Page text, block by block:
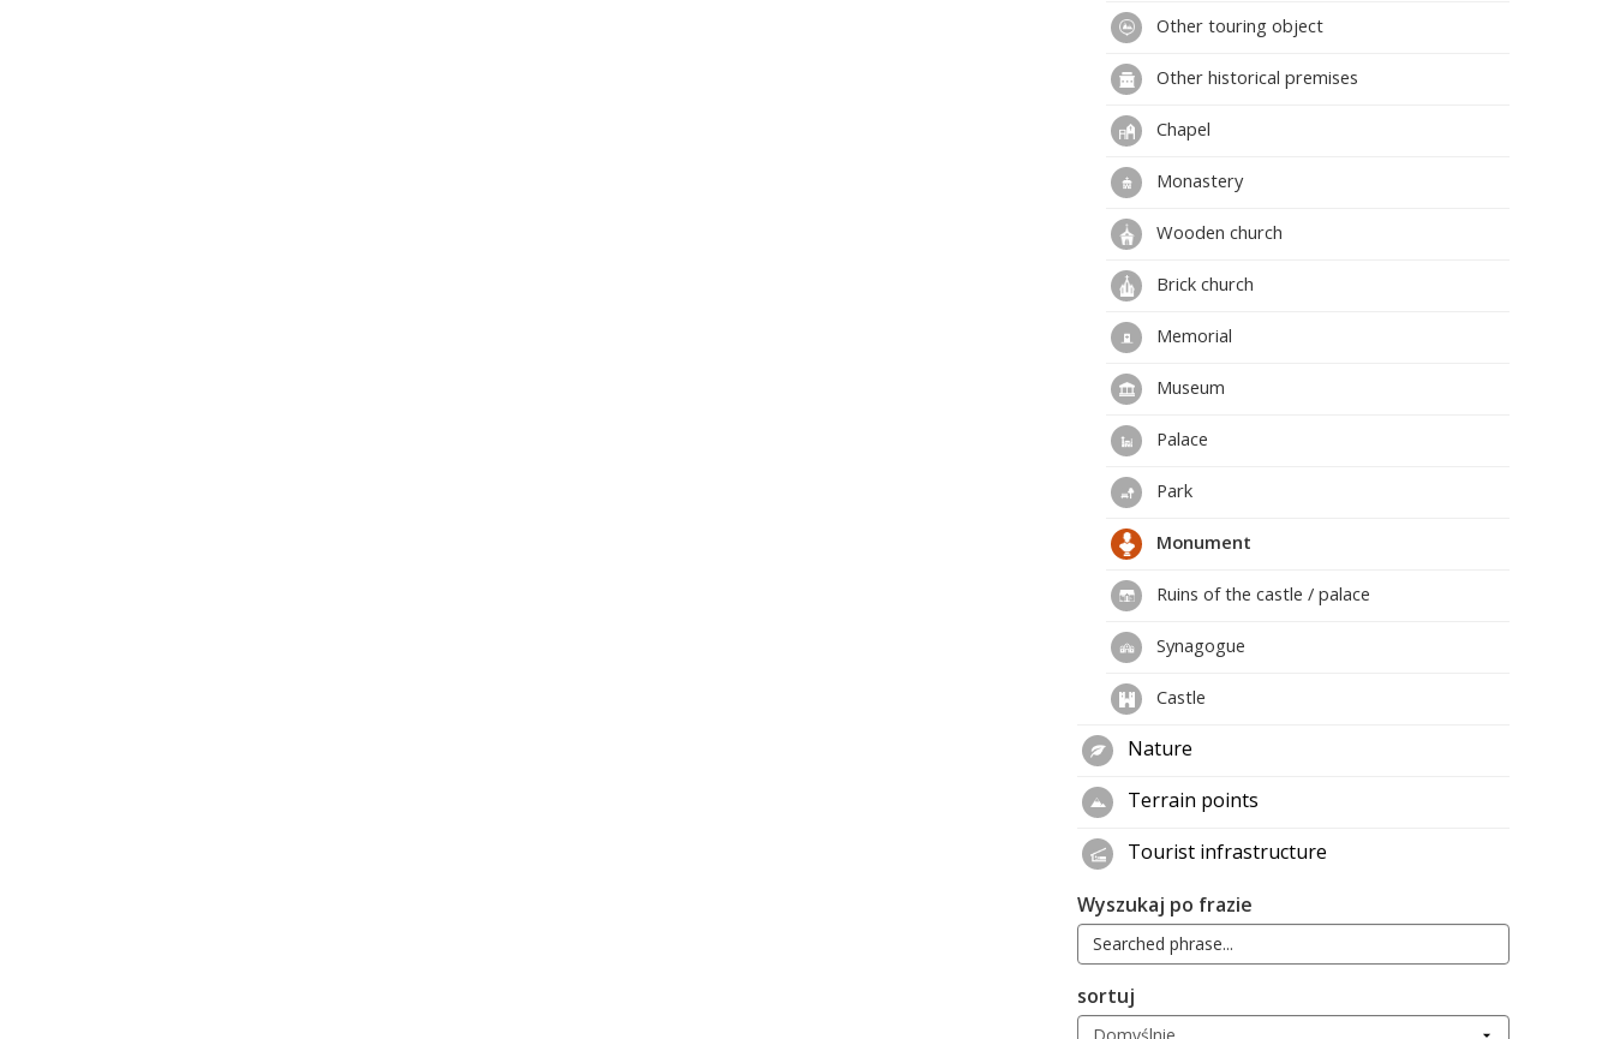
Other touring object
Other historical premises
Chapel
Monastery
Wooden church
Brick church
Memorial
Museum
Palace
Park
Monument
Ruins of the castle / palace
Synagogue
Castle
Nature
Terrain points
Tourist infrastructure
Wyszukaj po frazie
sortuj